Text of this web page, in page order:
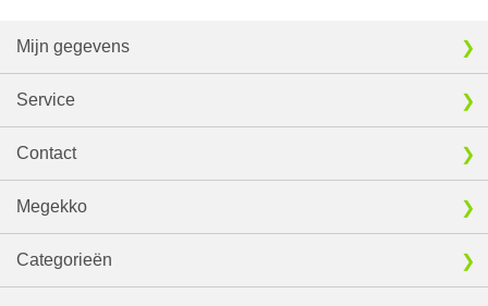
Mijn gegevens
Service
Contact
Megekko
Categorieën